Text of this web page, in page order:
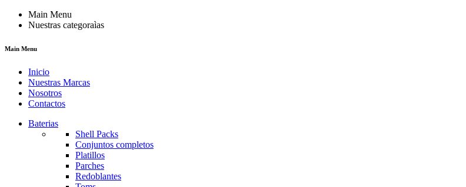
Main Menu
Nuestras categoraìas
Main Menu
Inicio
Nuestras Marcas
Nosotros
Contactos
Baterias
Shell Packs
Conjuntos completos
Platillos
Parches
Redoblantes